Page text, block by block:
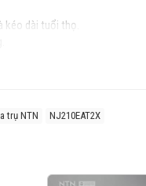
kéo dài tuổi thọ.
nhất.
trong máy móc hạng nặng.
nghiệp đặc thù, yêu cầu tải
trụ NTN NJ210EAT2X